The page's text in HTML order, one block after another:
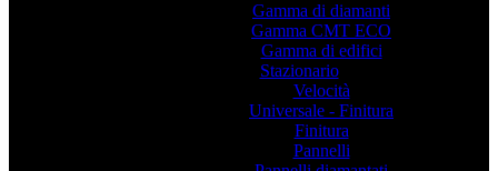
Gamma di diamanti
Gamma CMT ECO
Gamma di edifici
Stazionario
Velocità
Universale - Finitura
Finitura
Pannelli